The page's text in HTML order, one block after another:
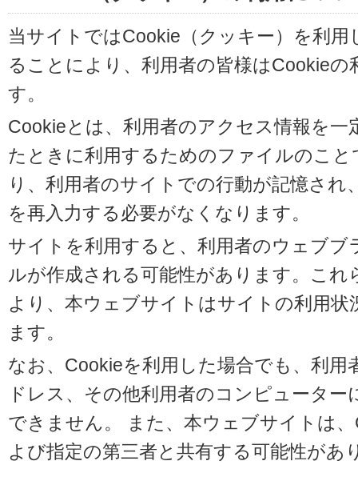
当サイトではCookie（クッキー）を利
ることにより、利用者の皆様はCookie
す。
Cookieとは、利用者のアクセス情報を
たときに利用するためのファイルのこ
り、利用者のサイトでの行動が記憶さ
を再入力する必要がなくなります。
サイトを利用すると、利用者のウェブ
ルが作成される可能性があります。こ
より、本ウェブサイトはサイトの利用
ます。
なお、Cookieを利用した場合でも、利用
ドレス、その他利用者のコンピュータ
できません。 また、本ウェブサイトは
よび指定の第三者と共有する可能性があ